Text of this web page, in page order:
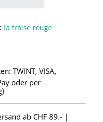
la fraise rouge
TWINT, VISA,
oder per
ab CHF 89.- |